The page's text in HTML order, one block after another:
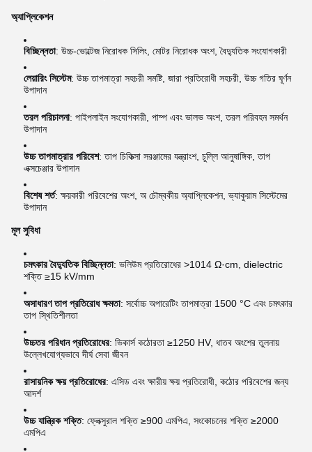
অ্যাপ্লিকেশন
বিচ্ছিন্নতা: উচ্চ-ভোল্টেজ নিরোধক সিলিং, মোটর নিরোধক অংশ, বৈদ্যুতিক সংযোগকারী
লেয়ারিং সিস্টেম: উচ্চ তাপমাত্রা সহচরী সমষ্টি, জারা প্রতিরোধী সহচরী, উচ্চ গতির ঘূর্ণন
উপাদান
তরল পরিচালনা: পাইপলাইন সংযোগকারী, পাম্প এবং ভালভ অংশ, তরল পরিবহন সমর্থন
উপাদান
উচ্চ তাপমাত্রার পরিবেশ: তাপ চিকিত্সা সরঞ্জামের যন্ত্রাংশ, চুল্লি আনুষাঙ্গিক, তাপ
এক্সচেঞ্জার উপাদান
বিশেষ শর্ত: ক্ষয়কারী পরিবেশের অংশ, অ চৌম্বকীয় অ্যাপ্লিকেশন, ভ্যাকুয়াম সিস্টেমের
উপাদান
মূল সুবিধা
চমৎকার বৈদ্যুতিক বিচ্ছিন্নতা: ভলিউম প্রতিরোধের >1014 Ω·cm, dielectric
শক্তি ≥15 kV/mm
অসাধারণ তাপ প্রতিরোধ ক্ষমতা: সর্বোচ্চ অপারেটিং তাপমাত্রা 1500 °C এবং চমৎকার
তাপ স্থিতিশীলতা
উচ্চতর পরিধান প্রতিরোধের: ভিকার্স কঠোরতা ≥1250 HV, ধাতব অংশের তুলনায়
উল্লেখযোগ্যভাবে দীর্ঘ সেবা জীবন
রাসায়নিক ক্ষয় প্রতিরোধের: এসিড এবং ক্ষারীয় ক্ষয় প্রতিরোধী, কঠোর পরিবেশের জন্য
আদর্শ
উচ্চ যান্ত্রিক শক্তি: ফ্লেক্সুরাল শক্তি ≥900 এমপিএ, সংকোচনের শক্তি ≥2000
এমপিএ